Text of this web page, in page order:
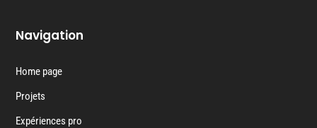
Navigation
Home page
Projets
Expériences pro